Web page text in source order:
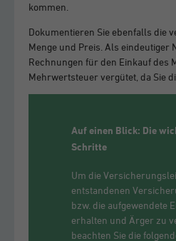
kommen.
Dokumentieren Sie ebenfalls die
Menge und Preis. Als eindeutiger
Rechnungen für den Einkauf des
Mehrwertsteuer vergütet, da Sie
Auf einen Blick: Die
Schritte
Um die
entstandenen
bzw. die aufgewendete
erhalten und Ärger zu
beachten Sie die